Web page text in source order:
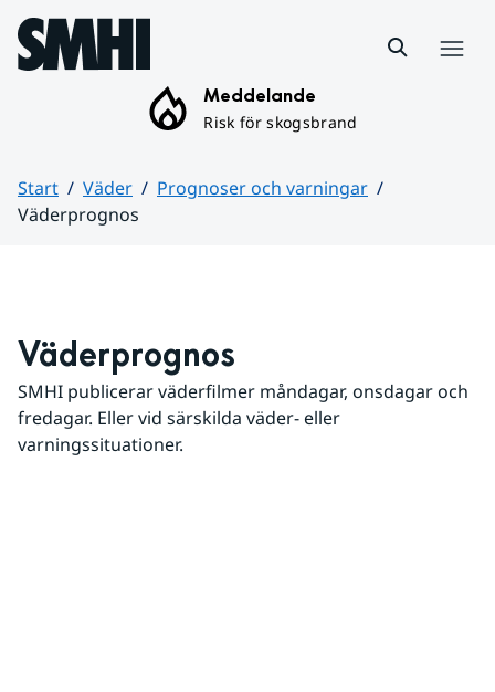
Hoppa till sidans innehåll
Meddelande
Risk för skogsbrand
Start Väder
Prognoser och varningar
Väderprognos
Väderprognos
SMHI publicerar väderfilmer måndagar, onsdagar och
fredagar. Eller vid särskilda väder- eller
varningssituationer.